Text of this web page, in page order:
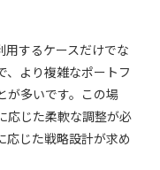
用するケースだけでな
、より複雑なポートフ
が多いです。この場
応じた柔軟な調整が必
応じた戦略設計が求め